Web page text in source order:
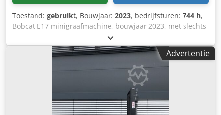
Toestand: gebruikt, Bouwjaar: 2023, bedrijfsturen: 744 h,
Bobcat E17 minigraafmachine, bouwjaar 2023, met slechts
744 bedrijfsuren en 4 graafbakken! Dcedpfx Agjzp Ayveuok
---- * Fabrikant: Bobcat * Type: E17 * Bouwjaar: 2023 *
Afgelezen bedrijfsuren: ca. 744 * Inclusief 4 graafbakken *
Snelwisselsysteem * Volledige cabine * Verbreedbaar
onderstel * Bedrijfsgewicht: 1.711 kg * Kubota dieselmotor
* Prijs: € 16.900, exclusief 19% BTW ---- Voor verdere
vragen, neem contact op: Erik Kortum: via WhatsApp ?Alle
specificaties zijn onder voorbehoud en er kunnen geen
Advertentie